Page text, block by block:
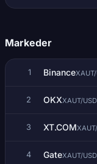
Markeder
1 Binance
2 OKXXAUT/
3 XT.COM
4 GateXAUT/